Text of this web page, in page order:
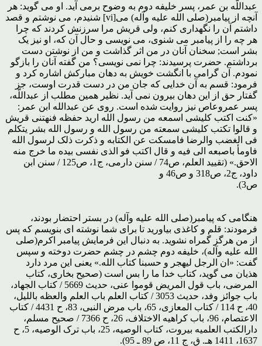
عبداللّه بن عمر، پسر خلیفه دوم به وضوح برمى آید. او مى گوید: هر
آنچه از پیامبر(صلى الله علیه وآله) مى[vi] شنیدم، مى نوشتم و قصد
داشتم آن را نگهدارى کنم، ولى قریش مرا سرزنش کردند که چرا
هر چه را از پیامبر مى شنوى، مى نویسى و حال آن که، او نیز یک
بشر است; سخنان آنان در من اثر گذاشت و من از نوشتن دست
برداشتم. حضرت پرسیدند: چرا نمى نویسى؟ من گفته آنان را بازگو
نمودم. آن گرامى با انگشت خویش به دهان مبارکش اشاره کرد و
فرمود: قسم به آن خدایى که جان من در دست قدرت اوست، جز
گفتار حق از این دهان بیرون نمى آید. نظیر همین مطلب از عبداللّه،
پسر عمروعاص نیز روایت شده است. روی عن عبدالله ابن عمر:
«کنت اکتب کلیشى اسمعه من رسول الله ارید حفظه فنهتنى قریش
و قالوا تکتب کلیشى سمعته من رسول الله و رسول الله بشر یتکلم
فى الغضب والرضا فامسکت عن الکتابه و ذکرت ذلک لرسول الله
فاومأ باصبعه الى فیه و قال اکتب فو الذى نفسى بیده ما خرج منه
الاحق.» (تقیید العلم، ص74 / سنن دارمى، ج1، ص125 / سنن ابن
داود، ج2، ص318 و ص46 و
ص3).
هنگامى که پیامبر(صلى الله علیه وآله) در بستر احتضار بودند،
فرمودند: قلم و کاغذى بیاورید تا براى شما نوشته اى بنویسم که پس
از من هرگز گمراه نشوید. به دنبال این فرمایش پیامبر اکرم(صلى
الله علیه وآله)، خلیفه دوم چشم در چشم حضرت دوخته و سپس
گفت: «ان الرجل لیهجر و حسبنا کتاب الله.» یعنى این مرد دارد
هذیان مى گوید، کتاب خدا ما را بس است (صحیح بخارى، کتاب
المرضى، باب قول المریض قوموا عنى، حدیث 5669 / کتاب الجهاد،
باب جوائز وفد، حدیث 3053 / کتاب العلم باب العلم والعظه باللیل،
40، ح 114 / کتاب المعازى، 65، باب مرض النبى، 83، ح 4431 / کتاب
الاعتصام، 96، باب کراهیه الاختلاف، 26، ح 7366 / صحیح مسلم،
دارالکتب العلمیه بیروت، کتاب الوصیه، 25، باب ترک الوصیه، 5، ح
1637، 1411 هـ. ق، ج 11، ص 89 ـ 95).